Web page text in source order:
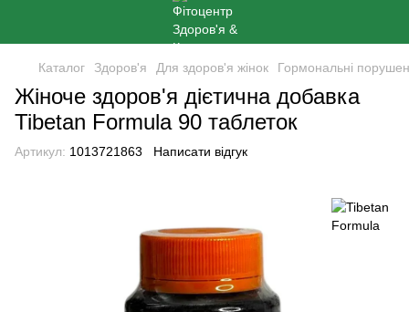
Каталог Здоров'я Для здоров'я жінок Гормональні
Жіноче здоров'я дієтична добавка
Tibetan Formula 90 таблеток
Артикул: 1013721863 Написати відгук